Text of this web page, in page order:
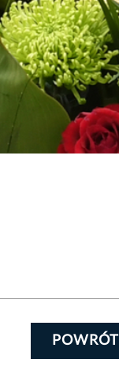
POWRÓT